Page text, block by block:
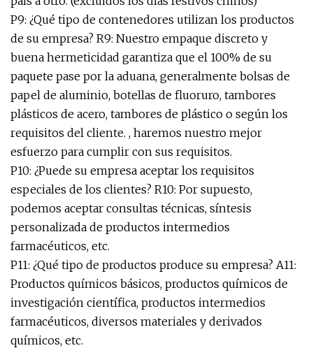
P9: ¿Qué tipo de contenedores utilizan los productos
de su empresa? R9: Nuestro empaque discreto y
buena hermeticidad garantiza que el 100% de su
paquete pase por la aduana, generalmente bolsas de
papel de aluminio, botellas de fluoruro, tambores
plásticos de acero, tambores de plástico o según los
requisitos del cliente. , haremos nuestro mejor
esfuerzo para cumplir con sus requisitos.
P10: ¿Puede su empresa aceptar los requisitos
especiales de los clientes? R10: Por supuesto,
podemos aceptar consultas técnicas, síntesis
personalizada de productos intermedios
farmacéuticos, etc.
P11: ¿Qué tipo de productos produce su empresa? A11:
Productos químicos básicos, productos químicos de
investigación científica, productos intermedios
farmacéuticos, diversos materiales y derivados
químicos, etc.